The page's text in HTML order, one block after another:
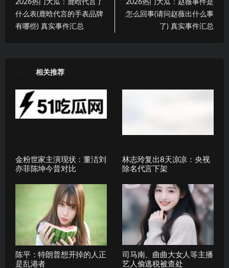
2026热门大瓜：鹿晗代言了
什么表(鹿晗代言的手表品牌
有哪些) 真实事件汇总
2026热门大瓜：赵薇事件是
怎么回事(请问赵薇出什么事
了) 真实事件汇总
相关推荐
金粉世家主演现状：董洁刘
亦菲陈坤今昔对比
林志玲复出8天凉凉：央视
除名代言下架
陈平：特朗普想开掉的人正
是乱港者
司马南、曲曲大女人等主播
艺人偷逃税被查处